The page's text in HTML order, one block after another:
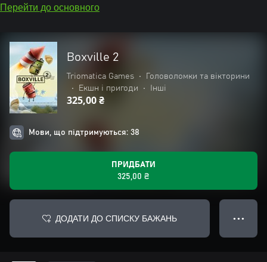
Перейти до основного
Boxville 2
Triomatica Games •
Головоломки та вікторини
•
Екшн і пригоди • Інші
325,00 ₴
Мови, що підтримуються: 38
ПРИДБАТИ
325,00 ₴
ДОДАТИ ДО СПИСКУ БАЖАНЬ ● ● ●